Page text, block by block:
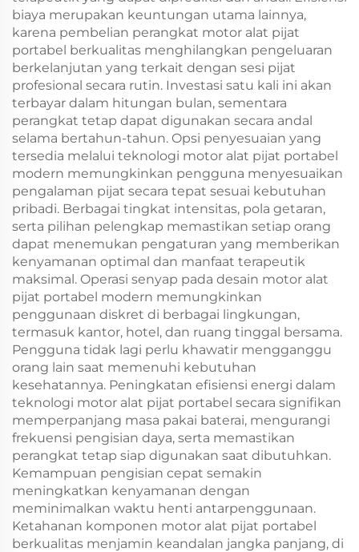
biaya merupakan keuntungan utama lainnya,
karena pembelian perangkat motor alat pijat
portabel berkualitas menghilangkan pengeluaran
berkelanjutan yang terkait dengan sesi pijat
profesional secara rutin. Investasi satu kali ini akan
terbayar dalam hitungan bulan, sementara
perangkat tetap dapat digunakan secara andal
selama bertahun-tahun. Opsi penyesuaian yang
tersedia melalui teknologi motor alat pijat portabel
modern memungkinkan pengguna menyesuaikan
pengalaman pijat secara tepat sesuai kebutuhan
pribadi. Berbagai tingkat intensitas, pola getaran,
serta pilihan pelengkap memastikan setiap orang
dapat menemukan pengaturan yang memberikan
kenyamanan optimal dan manfaat terapeutik
maksimal. Operasi senyap pada desain motor alat
pijat portabel modern memungkinkan
penggunaan diskret di berbagai lingkungan,
termasuk kantor, hotel, dan ruang tinggal bersama.
Pengguna tidak lagi perlu khawatir mengganggu
orang lain saat memenuhi kebutuhan
kesehatannya. Peningkatan efisiensi energi dalam
teknologi motor alat pijat portabel secara signifikan
memperpanjang masa pakai baterai, mengurangi
frekuensi pengisian daya, serta memastikan
perangkat tetap siap digunakan saat dibutuhkan.
Kemampuan pengisian cepat semakin
meningkatkan kenyamanan dengan
meminimalkan waktu henti antarpenggunaan.
Ketahanan komponen motor alat pijat portabel
berkualitas menjamin keandalan jangka panjang, di